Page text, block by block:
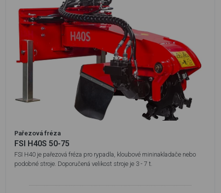
Pařezová fréza
FSI H40S 50-75
FSI H40 je pařezová fréza pro rypadla, kloubové mininakladače nebo
podobné stroje. Doporučená velikost stroje je 3 - 7 t.